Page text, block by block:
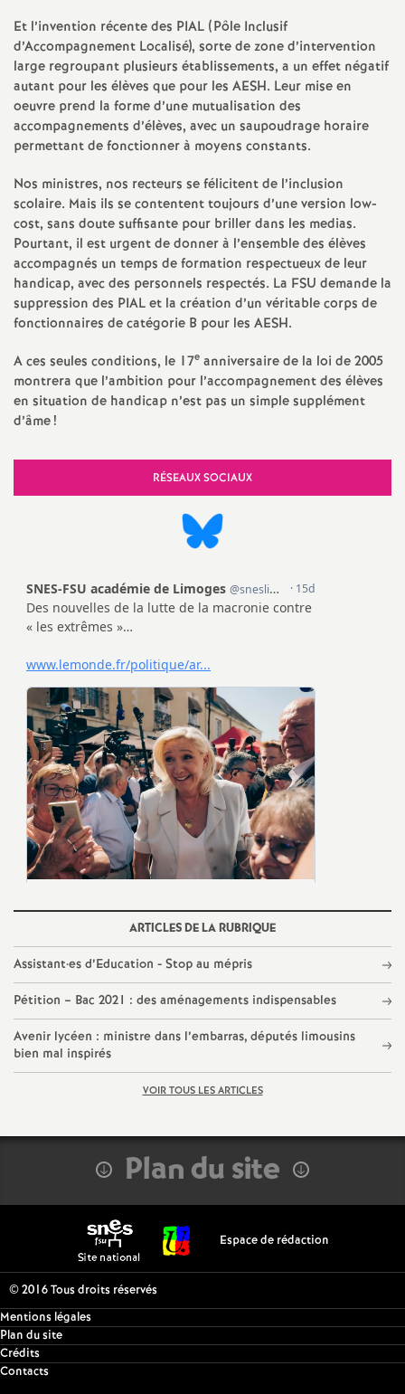
s
e
i
g
n
e
m
e
n
t
s
e
e
c
o
n
d
d
e
g
r
O
r
l
é
a
n
Et l’invention récente des PIAL (Pôle Inclusif
d’Accompagnement Localisé), sorte de zone d’intervention
large regroupant plusieurs établissements, a un effet négatif
autant pour les élèves que pour les AESH. Leur mise en
oeuvre prend la forme d’une mutualisation des
accompagnements d’élèves, avec un saupoudrage horaire
permettant de fonctionner à moyens constants.
Nos ministres, nos recteurs se félicitent de l’inclusion
scolaire. Mais ils se contentent toujours d’une version low-
cost, sans doute suffisante pour briller dans les medias.
Pourtant, il est urgent de donner à l’ensemble des élèves
accompagnés un temps de formation respectueux de leur
handicap, avec des personnels respectés. La FSU demande la
suppression des PIAL et la création d’un véritable corps de
fonctionnaires de catégorie B pour les AESH.
A ces seules conditions, le 17e anniversaire de la loi de 2005
montrera que l’ambition pour l’accompagnement des élèves
en situation de handicap n’est pas un simple supplément
d’âme!
RÉSEAUX SOCIAUX
ARTICLES DE LA RUBRIQUE
Assistant·es d’Education - Stop au mépris
Pétition – Bac 2021 : des aménagements indispensables
Avenir lycéen : ministre dans l’embarras, députés limousins
bien mal inspirés
VOIR TOUS LES ARTICLES
Plan du site
Espace de rédaction
© 2016 Tous droits réservés
Mentions légales
Plan du site
Crédits
Contacts